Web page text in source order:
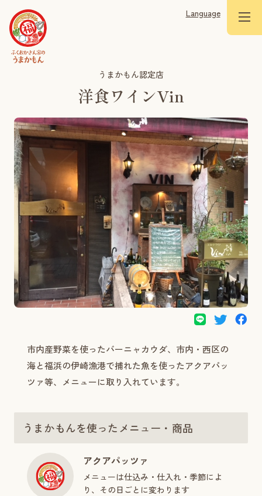
Language
うまかもん認定店
洋食ワインVin
市内産野菜を使ったバーニャカウダ、市内・西区の
海と福浜の伊崎漁港で捕れた魚を使ったアクアパッ
ツァ等、メニューに取り入れています。
うまかもんを使ったメニュー・商品
アクアパッツァ
メニューは仕込み・仕入れ・季節によ
り、その日ごとに変わります